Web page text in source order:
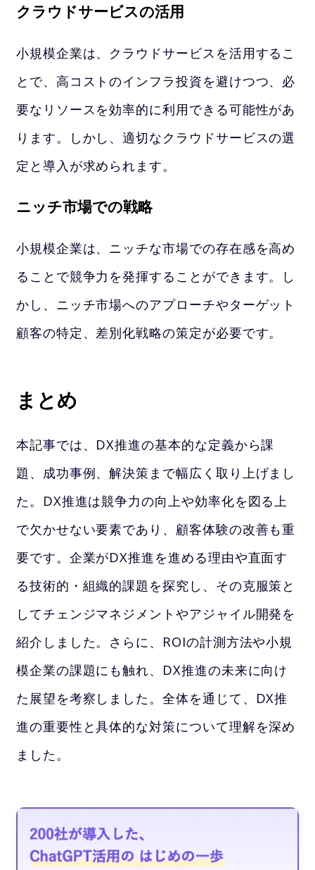
クラウドサービスの活用
小規模企業は、クラウドサービスを活用するこ
とで、高コストのインフラ投資を避けつつ、必
要なリソースを効率的に利用できる可能性があ
ります。しかし、適切なクラウドサービスの選
定と導入が求められます。
ニッチ市場での戦略
小規模企業は、ニッチな市場での存在感を高め
ることで競争力を発揮することができます。し
かし、ニッチ市場へのアプローチやターゲット
顧客の特定、差別化戦略の策定が必要です。
まとめ
本記事では、DX推進の基本的な定義から課
題、成功事例、解決策まで幅広く取り上げまし
た。DX推進は競争力の向上や効率化を図る上
で欠かせない要素であり、顧客体験の改善も重
要です。企業がDX推進を進める理由や直面す
る技術的・組織的課題を探究し、その克服策と
してチェンジマネジメントやアジャイル開発を
紹介しました。さらに、ROIの計測方法や小規
模企業の課題にも触れ、DX推進の未来に向け
た展望を考察しました。全体を通じて、DX推
進の重要性と具体的な対策について理解を深め
ました。